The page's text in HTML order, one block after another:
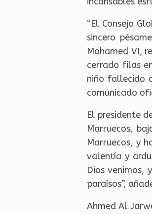
“El Consejo
sincero
Mohamed VI,
cerrado filas
niño fallecido
comunicado
El presidente
Marruecos,
Marruecos, y
valentía y
Dios venimos,
paraísos”,
Ahmed Al